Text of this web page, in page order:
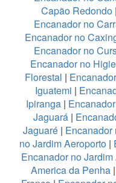
Capão Redondo|
Encanador no
Encanador no
Encanador no
Encanador no
Florestal |
Iguatemi |
Ipiranga |
Jaguará |
Jaguaré | Encanador
no Jardim Aeroporto |
Encanador no
America da Penha |